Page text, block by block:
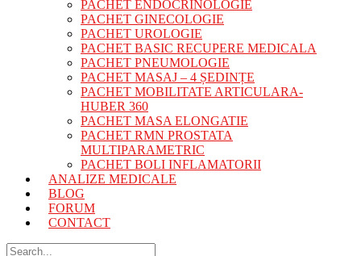
PACHET ENDOCRINOLOGIE
PACHET GINECOLOGIE
PACHET UROLOGIE
PACHET BASIC RECUPERE MEDICALA
PACHET PNEUMOLOGIE
PACHET MASAJ – 4 ȘEDINȚE
PACHET MOBILITATE ARTICULARA-
HUBER 360
PACHET MASA ELONGATIE
PACHET RMN PROSTATA
MULTIPARAMETRIC
PACHET BOLI INFLAMATORII
ANALIZE MEDICALE
BLOG
FORUM
CONTACT